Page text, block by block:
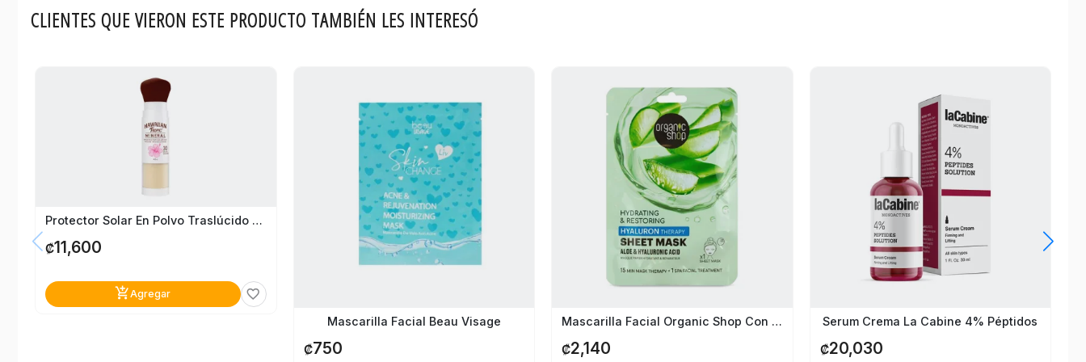
CLIENTES QUE VIERON ESTE PRODUCTO TAMBIÉN LES INTERESÓ
Protector Solar En Polvo Traslúcido Hawaiian Tropic Fps 30
₡11,600
add_shopping_cartAgregar favorite_border
Mascarilla Facial Beau Visage
₡750
Mascarilla Facial Organic Shop Con Ácido Hialurónico Y Aloe
₡2,140
Serum Crema La Cabine 4% Péptidos
₡20,030